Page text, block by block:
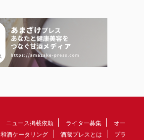
ニュース掲載依頼 ライター募集
オー
和酒ケータリング 酒蔵プレスとは
プラ